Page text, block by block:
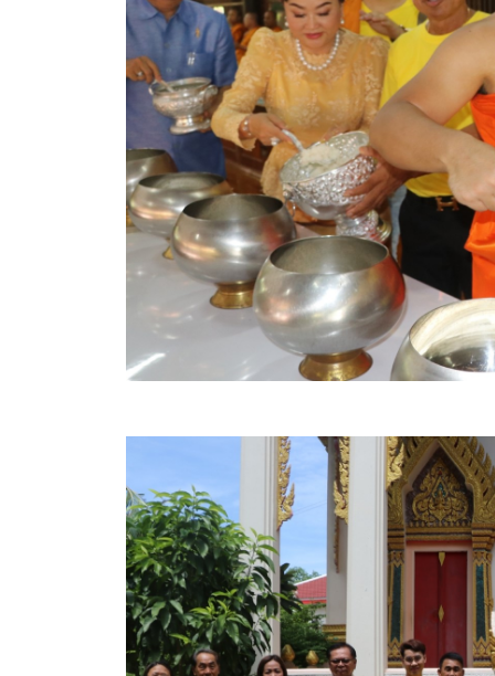
ระบบสืบค้นข้อมูล ประกาศ ก.จ.จ. สุพรรณบุรี (พ.ศ
Document
คลินิกเซ็นเตอร์
แบบฟอร์มบริหารงานบุคคล
รายงานตรวจสอบภายใน
รายงานเครื่องจักรกล อบจ.
ศูนย์อำนวยการการเลือกตั้ง สมาชิกสภาและนายก
งานแผนการบริหารจัดการความเสี่ยงของ อบจ.สุพร